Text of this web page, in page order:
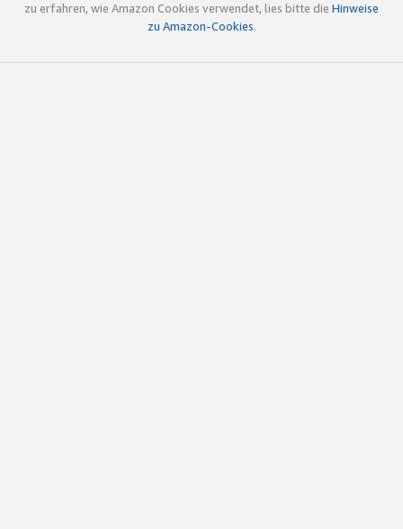
zu erfahren, wie Amazon Cookies verwendet, lies bitte die Hinweise
zu Amazon-Cookies.